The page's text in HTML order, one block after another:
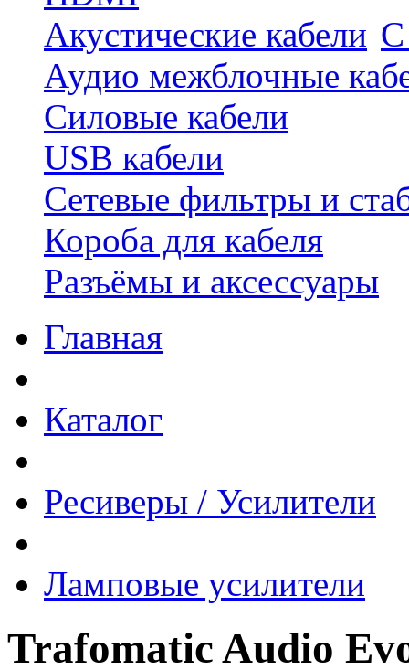
Акустические кабели С
Аудио межблочные
Силовые кабели
USB кабели
Сетевые фильтры и
Короба для кабеля
Разъёмы и аксессуары
Главная
Каталог
Ресиверы / Усилители
Ламповые усилители
Trafomatic Audio